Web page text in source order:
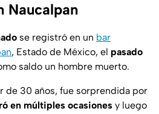
Naucalpan
se registró en un bar
, Estado de México, el pasado
saldo un hombre muerto.
de 30 años, fue sorprendida por
en múltiples ocasiones y luego